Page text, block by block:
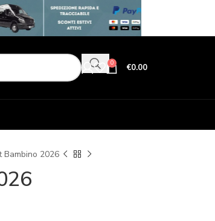
0 €0.00
Bambino 2026